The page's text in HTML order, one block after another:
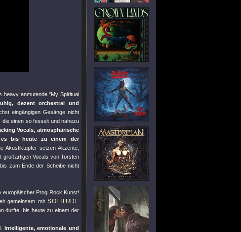
heavy anmutende"My Spiritual
dezent orchestral und
eingängigen Gesänge nicht
einen so fesselt und nahezu
Vocals, atmosphärische
bis heute zu einem der
Akustiktupfer setzen Akzente,
großartigen Vocals von Torsten
zum Ende der Scheibe nicht
europäischer Prog Rock Kunst!
gemeinsam mitSOLITUDE
durfte, bis heute zu einem der
Intelligente, emotionale und